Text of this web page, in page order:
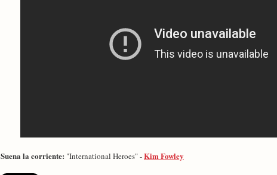
Suena la corriente: "International Heroes" -Kim Fowley